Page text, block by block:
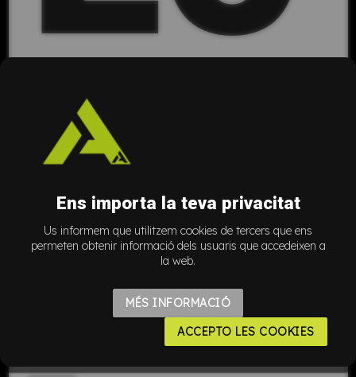
Ens importa la teva privacitat
Us informem que utilitzem cookies de tercers que ens
permeten obtenir informació dels usuaris que accedeixen a
la web.
MÉS INFORMACIÓ
ACCEPTO LES COOKIES
M